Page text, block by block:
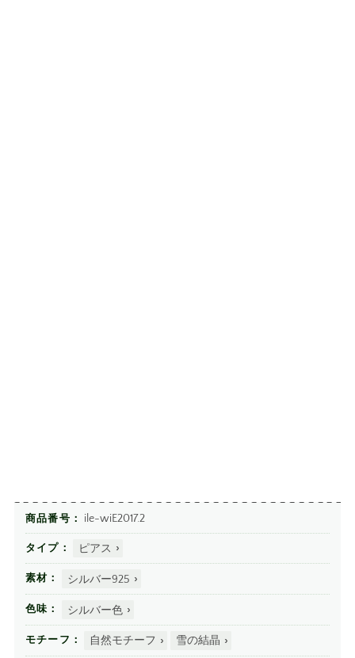
商品番号 ile-wiE2017.2
タイプ ピアス
素材 シルバー925
色味 シルバー色
モチーフ 自然モチーフ 雪の結晶